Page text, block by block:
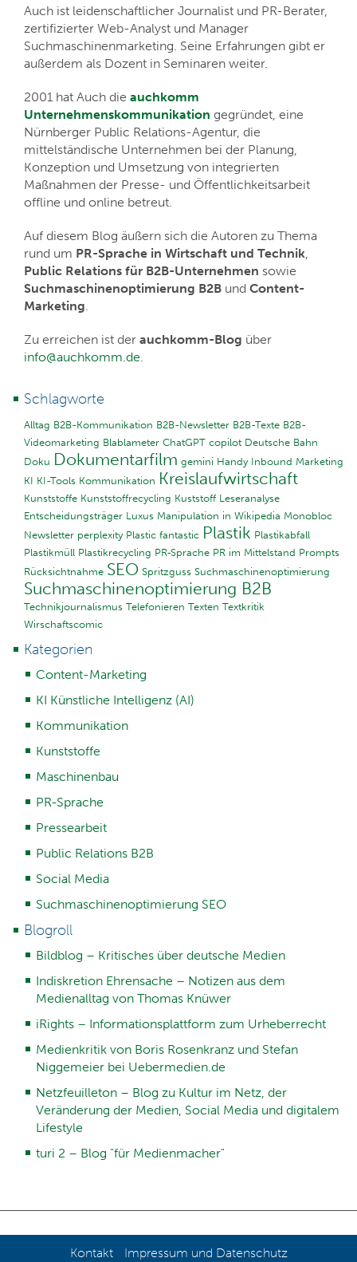
Auch ist leidenschaftlicher Journalist und PR-Berater,
zertifizierter Web-Analyst und Manager
Suchmaschinenmarketing. Seine Erfahrungen gibt er
außerdem als Dozent in Seminaren weiter.
2001 hat Auch die auchkomm
Unternehmenskommunikation gegründet, eine
Nürnberger Public Relations-Agentur, die
mittelständische Unternehmen bei der Planung,
Konzeption und Umsetzung von integrierten
Maßnahmen der Presse- und Öffentlichkeitsarbeit
offline und online betreut.
Auf diesem Blog äußern sich die Autoren zu Thema
rund um PR-Sprache in Wirtschaft und Technik,
Public Relations für B2B-Unternehmen sowie
Suchmaschinenoptimierung B2B und Content-
Marketing.
Zu erreichen ist der auchkomm-Blog über
info@auchkomm.de.
Schlagworte
Alltag B2B-Kommunikation B2B-Newsletter B2B-Texte B2B-
Videomarketing Blablameter ChatGPT copilot Deutsche Bahn
Doku Dokumentarfilm gemini Handy Inbound Marketing
KI KI-Tools Kommunikation Kreislaufwirtschaft
Kunststoffe Kunststoffrecycling Kuststoff Leseranalyse
Entscheidungsträger Luxus Manipulation in Wikipedia Monobloc
Newsletter perplexity Plastic fantastic Plastik Plastikabfall
Plastikmüll Plastikrecycling PR-Sprache PR im Mittelstand Prompts
Rücksichtnahme SEO Spritzguss Suchmaschinenoptimierung
Suchmaschinenoptimierung B2B
Technikjournalismus Telefonieren Texten Textkritik
Wirschaftscomic
Kategorien
Content-Marketing
KI Künstliche Intelligenz (AI)
Kommunikation
Kunststoffe
Maschinenbau
PR-Sprache
Pressearbeit
Public Relations B2B
Social Media
Suchmaschinenoptimierung SEO
Blogroll
Bildblog – Kritisches über deutsche Medien
Indiskretion Ehrensache – Notizen aus dem
Medienalltag von Thomas Knüwer
iRights – Informationsplattform zum Urheberrecht
Medienkritik von Boris Rosenkranz und Stefan
Niggemeier bei Uebermedien.de
Netzfeuilleton – Blog zu Kultur im Netz, der
Veränderung der Medien, Social Media und digitalem
Lifestyle
turi 2 – Blog "für Medienmacher"
Kontakt Impressum und Datenschutz